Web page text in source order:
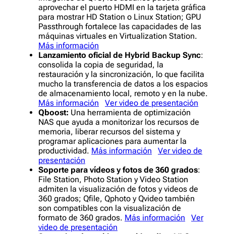
aprovechar el puerto HDMI en la tarjeta gráfica
para mostrar HD Station o Linux Station; GPU
Passthrough fortalece las capacidades de las
máquinas virtuales en Virtualization Station.
Más información
Lanzamiento oficial de Hybrid Backup Sync:
consolida la copia de seguridad, la
restauración y la sincronización, lo que facilita
mucho la transferencia de datos a los espacios
de almacenamiento local, remoto y en la nube.
Más información
Ver video de presentación
Qboost: Una herramienta de optimización
NAS que ayuda a monitorizar los recursos de
memoria, liberar recursos del sistema y
programar aplicaciones para aumentar la
productividad. Más información
Ver video de
presentación
Soporte para vídeos y fotos de 360 grados:
File Station, Photo Station y Video Station
admiten la visualización de fotos y videos de
360 grados; Qfile, Qphoto y Qvideo también
son compatibles con la visualización de
formato de 360 grados. Más información
Ver
video de presentación